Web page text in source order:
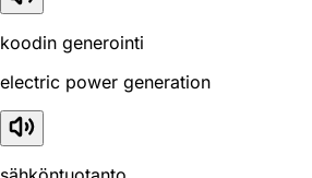
koodin generointi
electric power generation